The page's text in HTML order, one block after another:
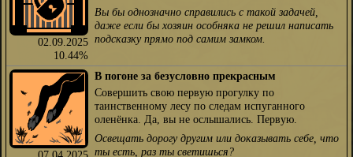
02.09.2025
10.44%
Вы бы однозначно справились с такой задачей,
даже если бы хозяин особняка не решил написать
подсказку прямо под самим замком.
В погоне за безусловно прекрасным
Совершить свою первую прогулку по
таинственному лесу по следам испуганного
оленёнка. Да, вы не ослышались. Первую.
Освещать дорогу другим или доказывать себе, что
ты есть, раз ты светишься?